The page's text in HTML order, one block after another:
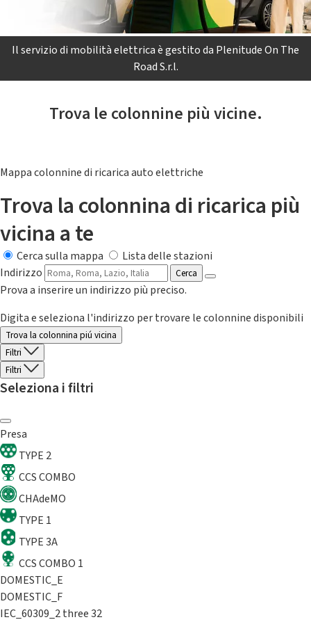
Il servizio di mobilità elettrica è gestito da Plenitude On The
Road S.r.l.
Trova le colonnine più vicine.
Mappa colonnine di ricarica auto elettriche
Trova la colonnina di ricarica più
vicina a te
Cerca sulla mappa
Lista delle stazioni
Indirizzo
Cerca
Prova a inserire un indirizzo più preciso.
Digita e seleziona l'indirizzo per trovare le colonnine disponibili
Trova la colonnina piú vicina
Filtri
Filtri
Seleziona i filtri
Presa
TYPE 2
CCS COMBO
CHAdeMO
TYPE 1
TYPE 3A
CCS COMBO 1
DOMESTIC_E
DOMESTIC_F
IEC_60309_2 three 32